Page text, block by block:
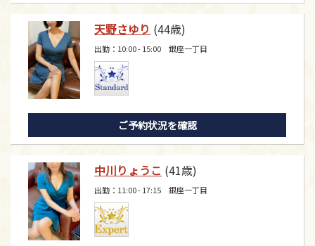
天野さゆり (44歳)
出勤：10:00 - 15:00 銀座一丁目
ご予約状況を確認
中川りょうこ (41歳)
出勤：11:00 - 17:15 銀座一丁目